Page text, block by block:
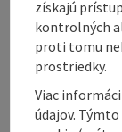
Family
Description:
The
získajú
kontrolných
proti tomu
prostriedky.
Viac
údajov.